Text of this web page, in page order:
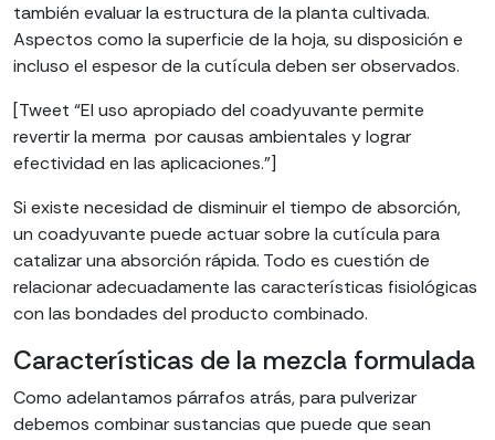
también evaluar la estructura de la planta cultivada.
Aspectos como la superficie de la hoja, su disposición e
incluso el espesor de la cutícula deben ser observados.
[Tweet “El uso apropiado del coadyuvante permite
revertir la merma por causas ambientales y lograr
efectividad en las aplicaciones.”]
Si existe necesidad de disminuir el tiempo de absorción,
un coadyuvante puede actuar sobre la cutícula para
catalizar una absorción rápida. Todo es cuestión de
relacionar adecuadamente las características fisiológicas
con las bondades del producto combinado.
Características de la mezcla formulada
Como adelantamos párrafos atrás, para pulverizar
debemos combinar sustancias que puede que sean